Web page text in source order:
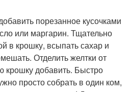
порезанное кусочками
или маргарин. Тщательно
в крошку, всыпать сахар и
Отделить желтки от
крошку добавить. Быстро
просто собрать в один ком,